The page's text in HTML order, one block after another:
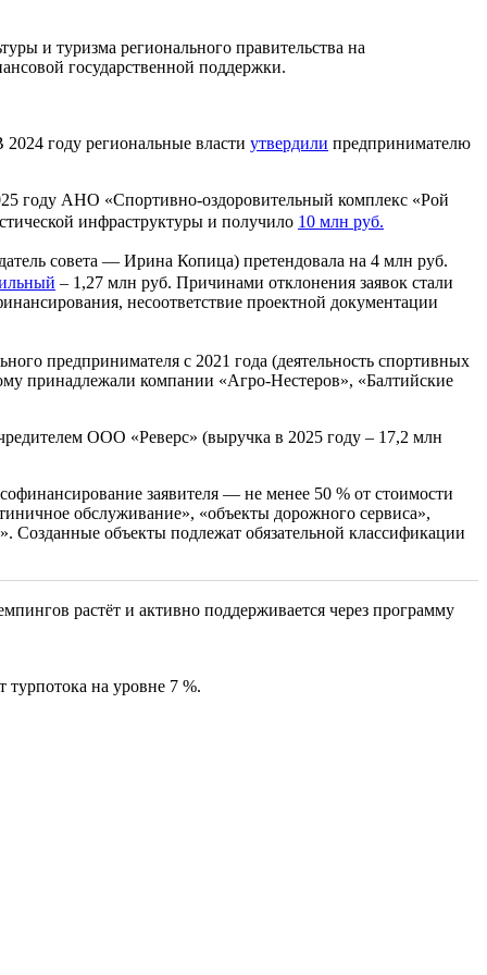
и туризма регионального правительства на
государственной поддержки.
году региональные власти утвердили предпринимателю
году АНО «Спортивно-оздоровительный комплекс «Рой
инфраструктуры и получило 10 млн руб.
совета — Ирина Копица) претендовала на 4 млн руб.
– 1,27 млн руб. Причинами отклонения заявок стали
несоответствие проектной документации
предпринимателя с 2021 года (деятельность спортивных
принадлежали компании «Агро-Нестеров», «Балтийские
ООО «Реверс» (выручка в 2025 году – 17,2 млн
заявителя — не менее 50 % от стоимости
обслуживание», «объекты дорожного сервиса»,
Созданные объекты подлежат обязательной классификации
растёт и активно поддерживается через программу
на уровне 7 %.